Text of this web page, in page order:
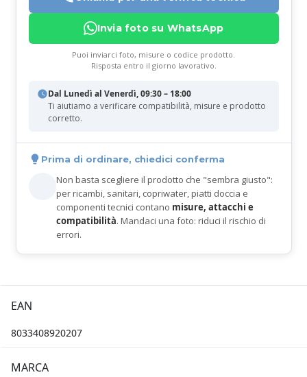
Invia foto su WhatsApp
Puoi inviarci foto, misure o codice prodotto.
Risposta entro il giorno lavorativo.
Dal Lunedì al Venerdì, 09:30 – 18:00
Ti aiutiamo a verificare compatibilità, misure e prodotto
corretto.
Prima di ordinare, chiedici conferma
Non basta scegliere il prodotto che "sembra giusto":
per ricambi, sanitari, copriwater, piatti doccia e
componenti tecnici contano misure, attacchi e
compatibilità. Mandaci una foto: riduci il rischio di
errori.
EAN
8033408920207
MARCA